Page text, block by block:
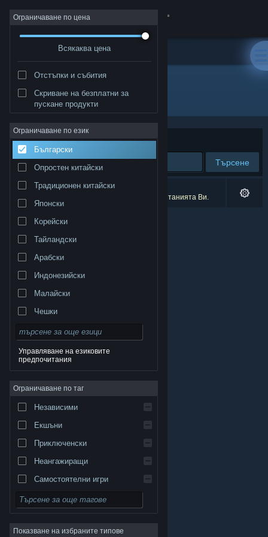
Вписване
Относно
Поддръжка
Смяна на езика
търговски марки принадлежат на съответните им
собственици в САЩ и други страни.
поверителност
Юридическа информация
Достъпност|Условия за ползване на Steam|
Ограничаване по цена
Всякаква цена
Отстъпки и събития
Скриване на безплатни за
пускане продукти
Ограничаване по език
Български
Опростен китайски
Традиционен китайски
Японски
Корейски
Тайландски
Арабски
Индонезийски
Малайски
Чешки
Датски
Английски
Испански — Испания
Управляване на езиковите
предпочитания
Ограничаване по таг
Независими
Екшъни
Приключенски
Неангажиращи
Самостоятелни игри
Симулации
Ролеви
Стратегии
Показване на избраните типове
Разработчик: Vionsoft
Сортиране по Съответстване
Търсене
0 резултата съответстват на търсенето Ви.
1 заглавие беше изключено спрямо предпочитанията Ви.